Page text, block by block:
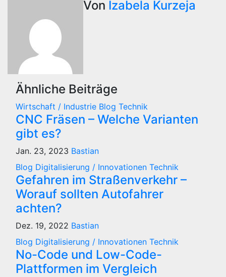
Von Izabela Kurzeja
Ähnliche Beiträge
Wirtschaft / Industrie Blog Technik
CNC Fräsen – Welche Varianten
gibt es?
Jan. 23, 2023 Bastian
Blog Digitalisierung / Innovationen Technik
Gefahren im Straßenverkehr –
Worauf sollten Autofahrer
achten?
Dez. 19, 2022 Bastian
Blog Digitalisierung / Innovationen Technik
No-Code und Low-Code-
Plattformen im Vergleich